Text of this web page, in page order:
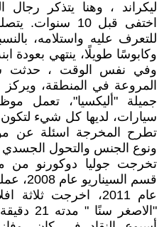
ليكراند ، وهنا يتذكر
اختفى قبل 10
للتعرف عليه واستلامه،
وكابوسًا طويلًا، ينتهي بعودة
وفي نفس الوقت ، حدثت
المروعة في المنطقة،
جميلة "أليكسيا"، تعمل
سيارات، لديها كل شيء لتكون
تطرح المخرجة اسئلة عن
ونوع الجنس والتحول
قسم
عام 2011، اخرجت
"الاصغر